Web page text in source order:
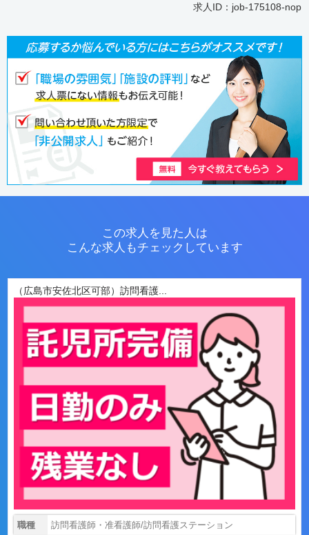
求人ID：job-175108-nop
この求人を見た人は
こんな求人もチェックしています
（広島市安佐北区可部）訪問看護...
職種 訪問看護師・准看護師/訪問看護ステーション